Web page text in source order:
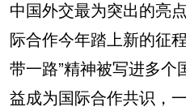
中国外交最为突出的亮
际合作今年踏上新的征
带一路”精神被写进多个
益成为国际合作共识，